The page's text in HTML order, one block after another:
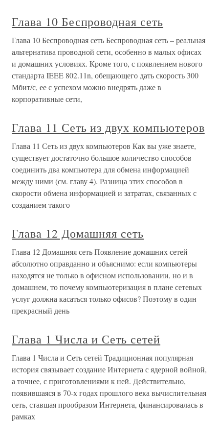
Глава 10 Беспроводная сеть
Глава 10 Беспроводная сеть Беспроводная сеть – реальная
альтернатива проводной сети, особенно в малых офисах
и домашних условиях. Кроме того, с появлением нового
стандарта IEEE 802.11n, обещающего дать скорость 300
Мбит/с, ее с успехом можно внедрять даже в
корпоративные сети,
Глава 11 Сеть из двух компьютеров
Глава 11 Сеть из двух компьютеров Как вы уже знаете,
существует достаточно большое количество способов
соединить два компьютера для обмена информацией
между ними (см. главу 4). Разница этих способов в
скорости обмена информацией и затратах, связанных с
созданием такого
Глава 12 Домашняя сеть
Глава 12 Домашняя сеть Появление домашних сетей
абсолютно оправданно и объяснимо: если компьютеры
находятся не только в офисном использовании, но и в
домашнем, то почему компьютеризация в плане сетевых
услуг должна касаться только офисов? Поэтому в один
прекрасный день
Глава 1 Числа и Сеть сетей
Глава 1 Числа и Сеть сетей Традиционная популярная
история связывает создание Интернета с ядерной войной,
а точнее, с приготовлениями к ней. Действительно,
появившаяся в 70-х годах прошлого века вычислительная
сеть, ставшая прообразом Интернета, финансировалась в
рамках